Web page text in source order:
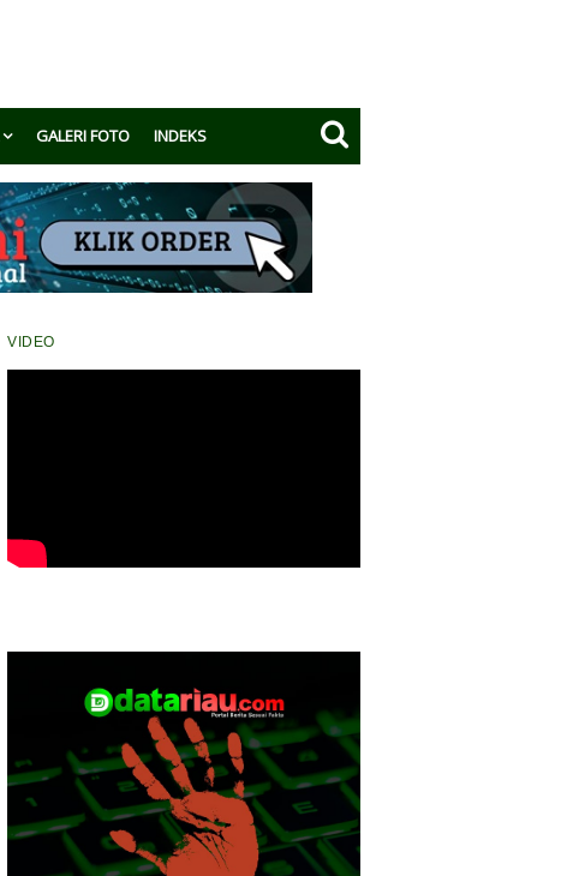
GALERI FOTO INDEKS
VIDEO